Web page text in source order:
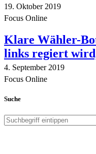
19. Oktober 2019
Focus Online
Klare Wähler-
links regiert
4. September 2019
Focus Online
Suche